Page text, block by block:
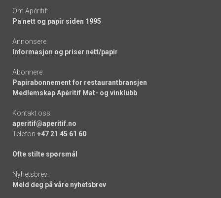
Om Apéritif:
På nett og papir siden 1995
Annonsere:
Informasjon og priser nett/papir
Abonnere:
Papirabonnement for restaurantbransjen
Medlemskap Apéritif Mat- og vinklubb
Kontakt oss:
aperitif@aperitif.no
Telefon +47 21 45 61 60
Ofte stilte spørsmål
Nyhetsbrev:
Meld deg på våre nyhetsbrev